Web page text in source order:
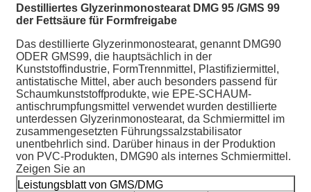
Destilliertes Glyzerinmonostearat DMG 95 /GMS 99
der Fettsäure für Formfreigabe
Das destillierte Glyzerinmonostearat, genannt DMG90
ODER GMS99, die hauptsächlich in der
Kunststoffindustrie, FormTrennmittel, Plastifiziermittel,
antistatische Mittel, aber auch besonders passend für
Schaumkunststoffprodukte, wie EPE-SCHAUM-
antischrumpfungsmittel verwendet wurden destillierte
unterdessen Glyzerinmonostearat, da Schmiermittel im
zusammengesetzten Führungssalzstabilisator
unentbehrlich sind. Darüber hinaus in der Produktion
von PVC-Produkten, DMG90 als internes Schmiermittel.
Zeigen Sie an
Leistungsblatt von GMS/DMG